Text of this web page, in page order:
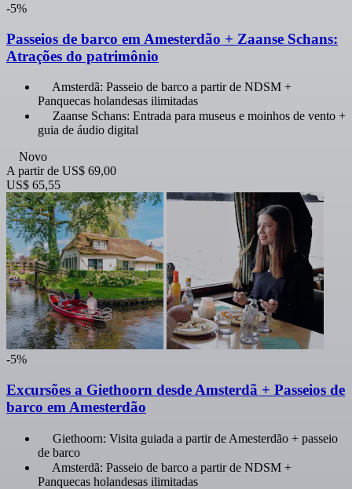
-5%
Passeios de barco em Amesterdão + Zaanse Schans:
Atrações do patrimônio
Amsterdã: Passeio de barco a partir de NDSM +
Panquecas holandesas ilimitadas
Zaanse Schans: Entrada para museus e moinhos de vento +
guia de áudio digital
Novo
A partir de US$ 69,00
US$ 65,55
-5%
Excursões a Giethoorn desde Amsterdã + Passeios de
barco em Amesterdão
Giethoorn: Visita guiada a partir de Amesterdão + passeio
de barco
Amsterdã: Passeio de barco a partir de NDSM +
Panquecas holandesas ilimitadas